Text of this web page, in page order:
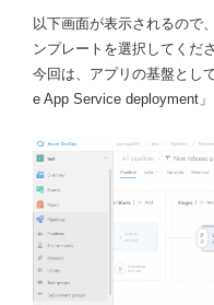
以下画面が表示されるので
ンプレートを選択してくださ
今回は、アプリの基盤とし
e App Service deployment」